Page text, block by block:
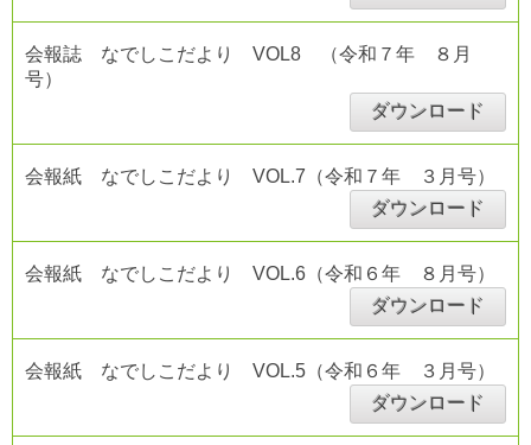
会報誌 なでしこだより VOL8 （令和７年 ８月
号）
ダウンロード
会報紙 なでしこだより VOL.7（令和７年 ３月号）
ダウンロード
会報紙 なでしこだより VOL.6（令和６年 ８月号）
ダウンロード
会報紙 なでしこだより VOL.5（令和６年 ３月号）
ダウンロード